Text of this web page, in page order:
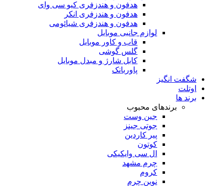
هدفون و هندزفری کیو سی وای
هدفون و هندزفری انکر
هدفون و هندزفری شیائومی
لوازم جانبی موبایل
قاب و کاور موبایل
گلس گوشی
کابل شارژ و مبدل موبایل
پاوربانک
شگفت انگیز
اوتلت
برند ها
برندهای محبوب
جین وست
جوتی جینز
پیر کاردین
کوتون
ال سی وایکیکی
چرم مشهد
کروم
نوین چرم